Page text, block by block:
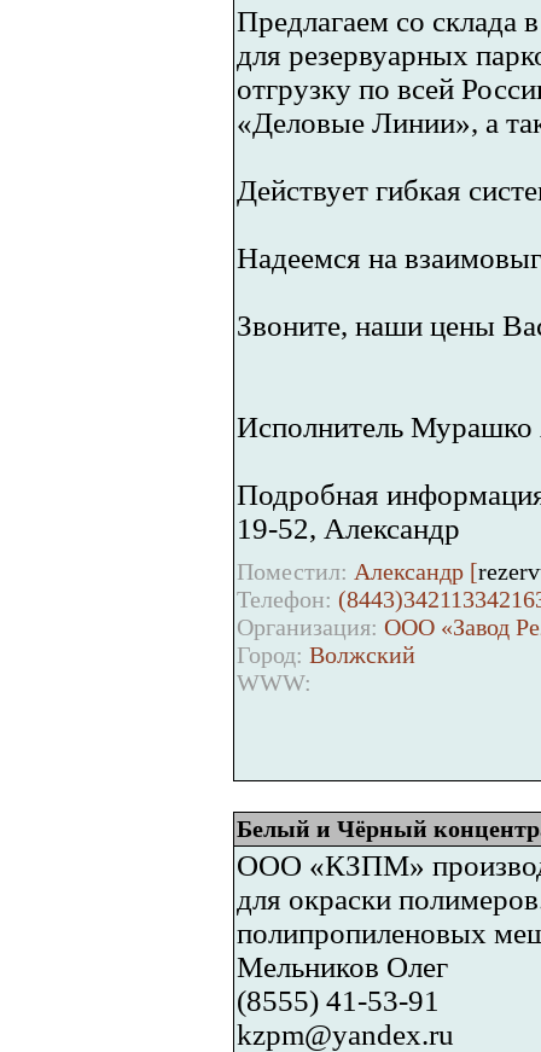
Предлагаем со склада
для резервуарных
отгрузку по всей
«Деловые Линии», а
Действует гибкая
Надеемся на
Звоните, наши цены
Исполнитель
Подробная
19-52, Александр
Поместил: Александр [
Телефон:
Организация: ООО «Завод
Город: Волжский
WWW:
Белый и Чёрный
ООО «КЗПМ»
для окраски
полипропиленовых
Мельников Олег
(8555) 41-53-91
kzpm@yandex.ru